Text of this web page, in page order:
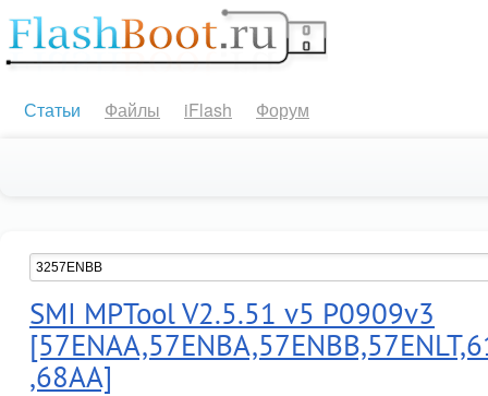
Статьи Файлы iFlash Форум
SMI MPTool V2.5.51 v5 P0909v3
,68AA]